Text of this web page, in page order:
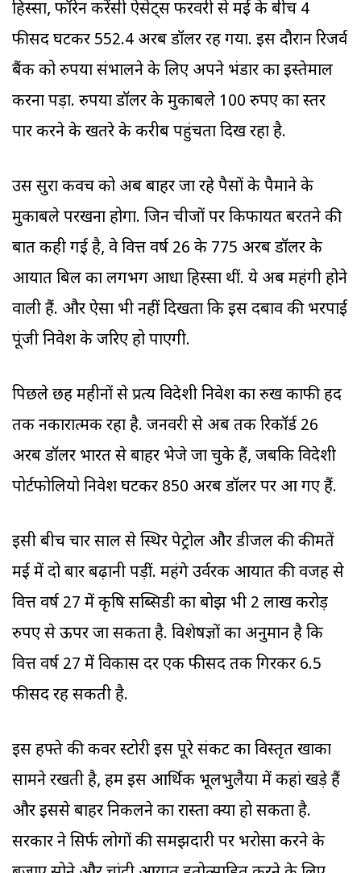
हिस्सा, फॉरेन करेंसी ऐसेट्स फरवरी से मई के बीच 4
फीसद घटकर 552.4 अरब डॉलर रह गया. इस दौरान रिजर्व
बैंक को रुपया संभालने के लिए अपने भंडार का इस्तेमाल
करना पड़ा. रुपया डॉलर के मुकाबले 100 रुपए का स्तर
पार करने के खतरे के करीब पहुंचता दिख रहा है.
उस सुरक्षा कवच को अब बाहर जा रहे पैसों के पैमाने के
मुकाबले परखना होगा. जिन चीजों पर ‌किफायत बरतने की
बात कही गई है, वे वित्त वर्ष 26 के 775 अरब डॉलर के
आयात बिल का लगभग आधा हिस्सा थीं. ये अब महंगी होने
वाली हैं. और ऐसा भी नहीं दिखता कि इस दबाव की भरपाई
पूंजी निवेश के जरिए हो पाएगी.
पिछले छह महीनों से प्रत्यक्ष विदेशी निवेश का रुख काफी हद
तक नकारात्मक रहा है. जनवरी से अब तक रिकॉर्ड 26
अरब डॉलर भारत से बाहर भेजे जा चुके हैं, जबकि विदेशी
पोर्टफोलियो निवेश घटकर 850 अरब डॉलर पर आ गए हैं.
इसी बीच चार साल से स्थिर पेट्रोल और डीजल की कीमतें
मई में दो बार बढ़ानी पड़ीं. महंगे उर्वरक आयात की वजह से
वित्त वर्ष 27 में कृषि सब्सिडी का बोझ भी 2 लाख करोड़
रुपए से ऊपर जा सकता है. विशेषज्ञों का अनुमान है कि
वित्त वर्ष 27 में विकास दर एक फीसद तक गिरकर 6.5
फीसद रह सकती है.
इस हफ्ते की कवर स्टोरी इस पूरे संकट का विस्तृत खाका
सामने रखती है, हम इस आर्थिक भूलभुलैया में कहां खड़े हैं
और इससे बाहर निकलने का रास्ता क्या हो सकता है.
सरकार ने सिर्फ लोगों की समझदारी पर भरोसा करने के